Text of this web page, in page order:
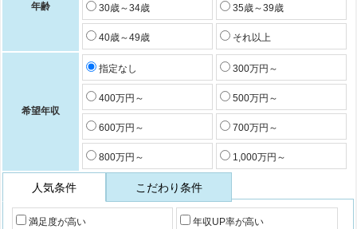
年齢 30歳～34歳 35歳～39歳
40歳～49歳 それ以上
希望年収
指定なし 300万円～
400万円～ 500万円～
600万円～ 700万円～
800万円～ 1,000万円～
人気条件 こだわり条件
満足度が高い 年収UP率が高い